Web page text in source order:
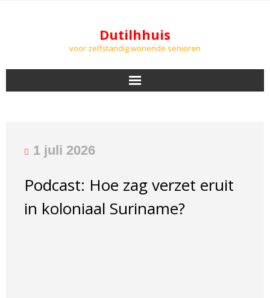
Dutilhhuis
voor zelfstandig wonende senioren
PODCASTS
1 juli 2026
Podcast: Hoe zag verzet eruit
in koloniaal Suriname?